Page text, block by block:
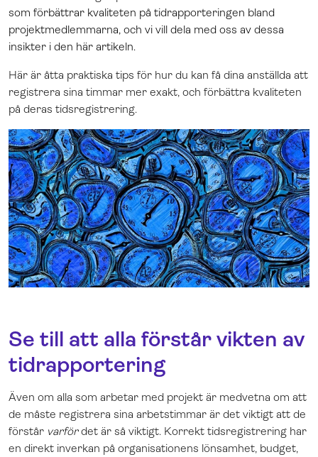
som förbättrar kvaliteten på tidrapporteringen bland
projektmedlemmarna, och vi vill dela med oss av dessa
insikter i den här artikeln.
Här är åtta praktiska tips för hur du kan få dina anställda att
registrera sina timmar mer exakt, och förbättra kvaliteten
på deras tidsregistrering.
Se till att alla förstår vikten av
tidrapportering
Även om alla som arbetar med projekt är medvetna om att
de måste registrera sina arbetstimmar är det viktigt att de
förstår varfördet är så viktigt. Korrekt tidsregistrering har
en direkt inverkan på organisationens lönsamhet, budget,